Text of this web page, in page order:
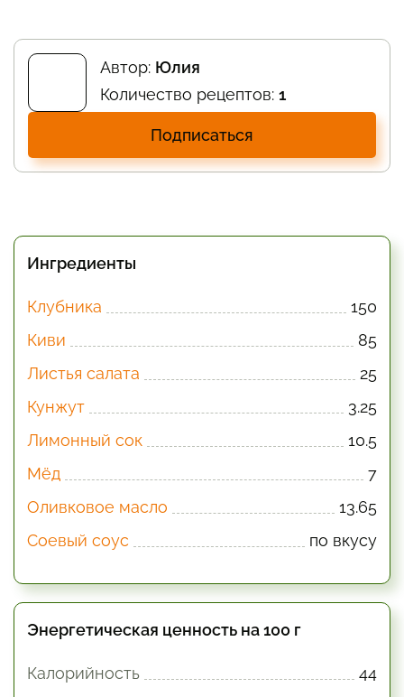
Автор: Юлия
Количество рецептов: 1
Подписаться
Ингредиенты
Клубника
150
Киви
85
Листья салата
25
Кунжут
3.25
Лимонный сок
10.5
Мёд
7
Оливковое масло
13.65
Соевый соус
по вкусу
Энергетическая ценность на 100 г
Калорийность
44